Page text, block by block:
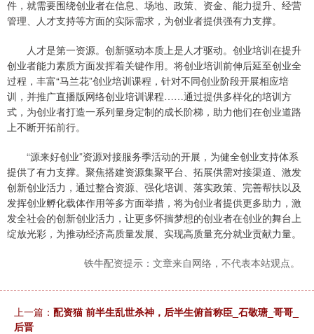
件，就需要围绕创业者在信息、场地、政策、资金、能力提升、经营
管理、人才支持等方面的实际需求，为创业者提供强有力支撑。
人才是第一资源。创新驱动本质上是人才驱动。创业培训在提升
创业者能力素质方面发挥着关键作用。将创业培训前伸后延至创业全
过程，丰富“马兰花”创业培训课程，针对不同创业阶段开展相应培
训，并推广直播版网络创业培训课程……通过提供多样化的培训方
式，为创业者打造一系列量身定制的成长阶梯，助力他们在创业道路
上不断开拓前行。
“源来好创业”资源对接服务季活动的开展，为健全创业支持体系
提供了有力支撑。聚焦搭建资源集聚平台、拓展供需对接渠道、激发
创新创业活力，通过整合资源、强化培训、落实政策、完善帮扶以及
发挥创业孵化载体作用等多方面举措，将为创业者提供更多助力，激
发全社会的创新创业活力，让更多怀揣梦想的创业者在创业的舞台上
绽放光彩，为推动经济高质量发展、实现高质量充分就业贡献力量。
铁牛配资提示：文章来自网络，不代表本站观点。
上一篇： 配资猫 前半生乱世杀神，后半生俯首称臣_石敬瑭_哥哥_
后晋